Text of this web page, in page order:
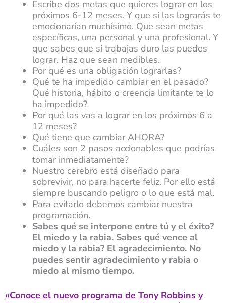
Escribe dos metas que quieres lograr en los
próximos 6-12 meses. Y que si las lograrás te
emocionarían muchísimo. Que sean metas
específicas, una personal y una profesional. Y
que sabes que si trabajas duro las puedes
lograr. Haz que sean medibles.
Por qué es una obligación lograrlas?
Qué te ha impedido cambiar en el pasado?
Qué historia, hábito o creencia limitante te lo
ha impedido?
Por qué las vas a lograr en los próximos 6 a
12 meses?
Qué tiene que cambiar AHORA?
Cuáles son 2 pasos accionables que podrías
tomar inmediatamente?
Nuestro cerebro está diseñado para
sobrevivir, no para hacerte feliz. Por ello está
siempre buscando peligro o lo que está mal.
Para evitarlo debemos cambiar nuestra
programación.
Sabes qué se interpone entre tú y el éxito?
El miedo y la rabia. Sabes qué vence al
miedo y la rabia? El agradecimiento. No
puedes sentir agradecimiento y rabia o
miedo al mismo tiempo.
«Conoce el nuevo programa de Tony Robbins y